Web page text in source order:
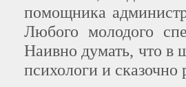
помощника
Любого молодого
Наивно думать, что в
психологи и